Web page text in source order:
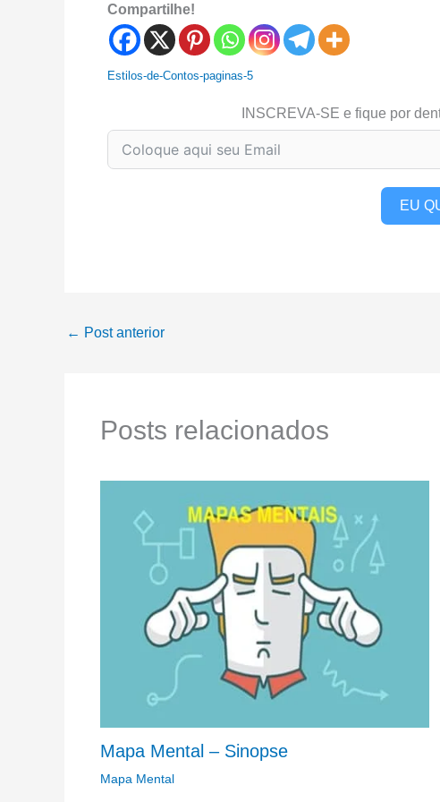
Compartilhe!
Estilos-de-Contos-paginas-5
INSCREVA-SE e fique por
EU
← Post anterior
Posts relacionados
Mapa Mental – Sinopse
Mapa Mental